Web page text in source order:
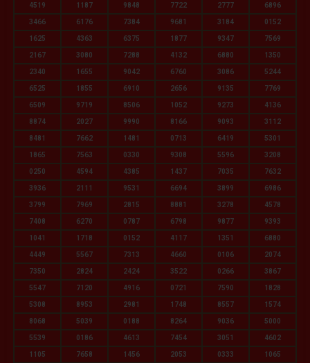
4519 1187 9848 7722 2777 6896
3466 6176 7384 9681 3184 0152
1625 4363 6375 1877 9347 7569
2167 3080 7288 4132 6880 1350
2340 1655 9042 6760 3086 5244
6525 1855 6910 2656 9135 7769
6509 9719 8506 1052 9273 4136
8874 2027 9990 8166 9093 3112
8481 7662 1481 0713 6419 5301
1865 7563 0330 9308 5596 3208
0250 4594 4385 1437 7035 7632
3936 2111 9531 6694 3899 6986
3799 7969 2815 8881 3278 4578
7408 6270 0787 6798 9877 9393
1041 1718 0152 4117 1351 6880
4449 5567 7313 4660 0106 2074
7350 2824 2424 3522 0266 3867
5547 7120 4916 0721 7590 1828
5308 8953 2981 1748 8557 1574
8068 5039 0188 8264 9036 5000
5539 0186 4613 7454 3051 4602
1105 7658 1456 2053 0333 1065